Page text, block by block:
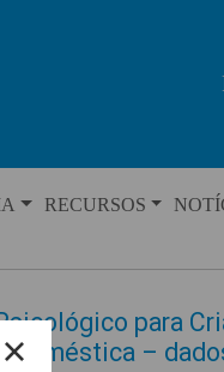
RECURSOS
para
Doméstica –